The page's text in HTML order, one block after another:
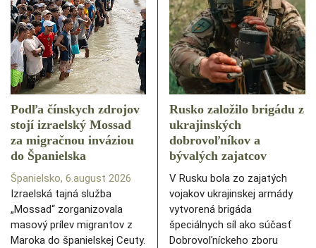
Podľa čínskych zdrojov
stojí izraelský Mossad
za migračnou inváziou
do Španielska
Španielsko, 6.august 2026
Izraelská tajná služba
„Mossad“ zorganizovala
masový prílev migrantov z
Maroka do španielskej Ceuty.
Rusko založilo brigádu z
ukrajinských
dobrovoľníkov a
bývalých zajatcov
V Rusku bola zo zajatých
vojakov ukrajinskej armády
vytvorená brigáda
špeciálnych síl ako súčasť
Dobrovoľníckeho zboru